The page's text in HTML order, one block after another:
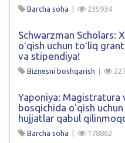
Barcha soha | 235934
Schwarzman Scholars:
oʻqish uchun toʻliq
va stipendiya!
Biznesni boshqarish |
Yaponiya:
bosqichida oʻqish
hujjatlar qabul
Barcha soha | 178862